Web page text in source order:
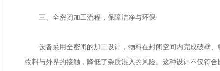
三、全密闭加工流程，保障洁净与环保
设备采用全密闭的加工设计，物料在封闭空间内完成破壁、
物料与外界的接触，降低了杂质混入的风险。这种设计不仅符